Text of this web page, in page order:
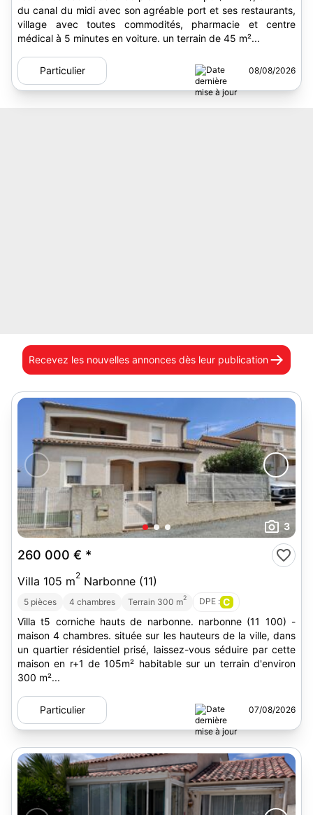
du canal du midi avec son agréable port et ses restaurants,
village avec toutes commodités, pharmacie et centre
médical à 5 minutes en voiture. un terrain de 45 m²...
Particulier 08/08/2026
Recevez les nouvelles annonces dès leur publication
3
260 000 € *
Villa 105 m2 Narbonne (11)
5 pièces 4 chambres Terrain 300 m2 DPE : C
Villa t5 corniche hauts de narbonne. narbonne (11 100) -
maison 4 chambres. située sur les hauteurs de la ville, dans
un quartier résidentiel prisé, laissez-vous séduire par cette
maison en r+1 de 105m² habitable sur un terrain d'environ
300 m²...
Particulier 07/08/2026